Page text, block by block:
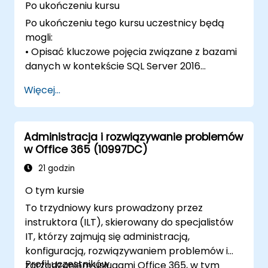
komputerowym.
Wdrażaj hermetyzację, dziedziczenie i
polimorfizm.
Opisz bibliotekę klas bazowych (BCL) w
.NET Framework.
aplikacji.
Wdrażaj proste operacje wejścia/wyjścia
w programie komputerowym.
Identyfikuj błędy aplikacji i wyjaśnij, jak
debugować aplikację i obsługiwać błędy.
Określ aspekty wydajnościowe aplikacji.
Po ukończeniu kursu
Po ukończeniu tego kursu uczestnicy będą
mogli:
• Opisać kluczowe pojęcia związane z bazami
danych w kontekście SQL Server 2016
Server 2016
• Opisać techniki modelowania danych
• Opisać techniki normalizacji i denormalizacji
• Opisać typy relacji i ich wpływ na
projektowanie baz danych
• Opisać wpływ projektowania bazy danych
• Opisać powszechnie używane obiekty baz
danych
Więcej...
Administracja i rozwiązywanie problemów
w Office 365 (10997DC)
21 godzin
O tym kursie
To trzydniowy kurs prowadzony przez
instruktora (ILT), skierowany do specjalistów
IT, którzy zajmują się administracją,
konfiguracją, rozwiązywaniem problemów i
zarządzaniem usługami Office 365, w tym
Profil uczestników